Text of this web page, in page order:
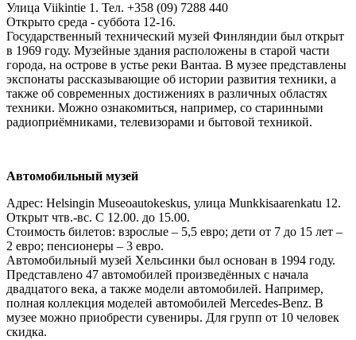
Улица Viikintie 1. Тел. +358 (09) 7288 440
Открыто среда - суббота 12-16.
Государственный технический музей Финляндии был открыт
в 1969 году. Музейные здания расположены в старой части
города, на острове в устье реки Вантаа. В музее представлены
экспонаты рассказывающие об истории развития техники, а
также об современных достижениях в различных областях
техники. Можно ознакомиться, например, со старинными
радиоприёмниками, телевизорами и бытовой техникой.
Автомобильный музей
Адрес: Helsingin Museoautokeskus, улица Munkkisaarenkatu 12.
Открыт чтв.-вс. С 12.00. до 15.00.
Стоимость билетов: взрослые – 5,5 евро; дети от 7 до 15 лет –
2 евро; пенсионеры – 3 евро.
Автомобильный музей Хельсинки был основан в 1994 году.
Представлено 47 автомобилей произведённых с начала
двадцатого века, а также модели автомобилей. Например,
полная коллекция моделей автомобилей Mercedes-Benz. В
музее можно приобрести сувениры. Для групп от 10 человек
скидка.